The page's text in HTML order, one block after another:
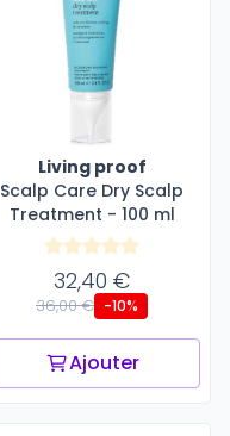
Living proof
Scalp Care Dry Scalp
Treatment - 100 ml
32,40 €
36,00 € -10%
Ajouter